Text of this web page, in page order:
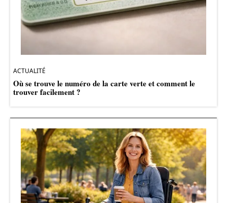
ACTUALITÉ
Où se trouve le numéro de la carte verte et comment le
trouver facilement ?